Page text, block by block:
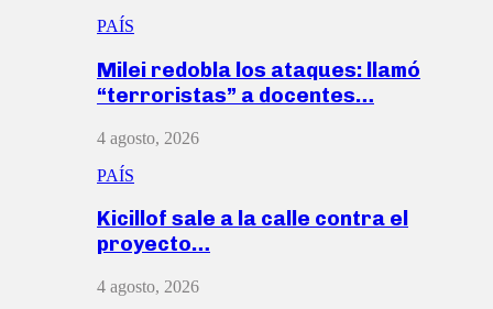
PAÍS
Milei redobla los ataques: llamó
“terroristas” a docentes…
4 agosto, 2026
PAÍS
Kicillof sale a la calle contra el
proyecto…
4 agosto, 2026